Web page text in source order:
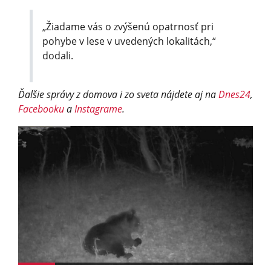
„Žiadame vás o zvýšenú opatrnosť pri
pohybe v lese v uvedených lokalitách,“
dodali.
Ďalšie správy z domova i zo sveta nájdete aj naDnes24,
FacebookuaInstagrame.